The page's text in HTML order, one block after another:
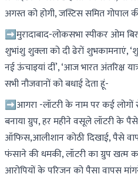
अगस्त को होगी, जस्टिस समित गोपाल
➡मुरादाबाद-लोकसभा स्पीकर ओम
शुभांशु शुक्ला को दी ढेरों शुभकामनाएं,
नई ऊंचाइयां दीं’, ‘आज भारत अंतरिक्ष
सभी नौजवानों को बधाई देता हूं-
➡आगरा -लॉटरी के नाम पर कई लोगों
बनाया ग्रुप, हर महीने वसूले लॉटरी के
ऑफिस,आलीशान कोठी दिखाई, पैसे
फंसाने की धमकी, लॉटरी का ग्रुप खत्म
आरोपियों के परिजन को पैसा वापस